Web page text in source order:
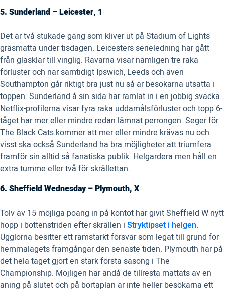
5. Sunderland – Leicester, 1
Det är två stukade gäng som kliver ut på Stadium of Lights
gräsmatta under tisdagen. Leicesters serieledning har gått
från glasklar till vinglig. Rävarna visar nämligen tre raka
förluster och när samtidigt Ipswich, Leeds och även
Southampton går riktigt bra just nu så är besökarna utsatta i
toppen. Sunderland å sin sida har ramlat in i en jobbig svacka.
Netflix-profilerna visar fyra raka uddamålsförluster och topp 6-
tåget har mer eller mindre redan lämnat perrongen. Seger för
The Black Cats kommer att mer eller mindre krävas nu och
visst ska också Sunderland ha bra möjligheter att triumfera
framför sin alltid så fanatiska publik. Helgardera men håll en
extra tumme eller två för skrällettan.
6. Sheffield Wednesday – Plymouth, X
Tolv av 15 möjliga poäng in på kontot har givit Sheffield W nytt
hopp i bottenstriden efter skrällen i Stryktipset i helgen.
Ugglorna besitter ett ramstarkt försvar som legat till grund för
hemmalagets framgångar den senaste tiden. Plymouth har på
det hela taget gjort en stark första säsong i The
Championship. Möjligen har ändå de tillresta mattats av en
aning på slutet och på bortaplan är inte heller besökarna ett